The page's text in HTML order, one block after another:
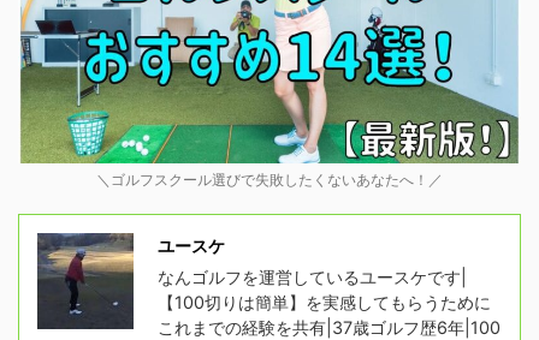
＼ゴルフスクール選びで失敗したくないあなたへ！／
ユースケ
なんゴルフを運営しているユースケです|
【100切りは簡単】を実感してもらうために
これまでの経験を共有|37歳ゴルフ歴6年|100